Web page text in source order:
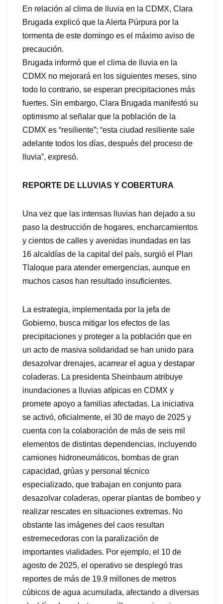
En relación al clima de lluvia en la CDMX, Clara
Brugada explicó que la Alerta Púrpura por la
tormenta de este domingo es el máximo aviso de
precaución.
Brugada informó que el clima de lluvia en la
CDMX no mejorará en los siguientes meses, sino
todo lo contrario, se esperan precipitaciones más
fuertes. Sin embargo, Clara Brugada manifestó su
optimismo al señalar que la población de la
CDMX es “resiliente”; “esta ciudad resiliente sale
adelante todos los días, después del proceso de
lluvia”, expresó.
REPORTE DE LLUVIAS Y COBERTURA
Una vez que las intensas lluvias han dejado a su
paso la destrucción de hogares, encharcamientos
y cientos de calles y avenidas inundadas en las
16 alcaldías de la capital del país, surgió el Plan
Tlaloque para atender emergencias, aunque en
muchos casos han resultado insuficientes.
La estrategia, implementada por la jefa de
Gobierno, busca mitigar los efectos de las
precipitaciones y proteger a la población que en
un acto de masiva solidaridad se han unido para
desazolvar drenajes, acarrear el agua y destapar
coladeras. La presidenta Sheinbaum atribuye
inundaciones a lluvias atípicas en CDMX y
promete apoyo a familias afectadas. La iniciativa
se activó, oficialmente, el 30 de mayo de 2025 y
cuenta con la colaboración de más de seis mil
elementos de distintas dependencias, incluyendo
camiones hidroneumáticos, bombas de gran
capacidad, grúas y personal técnico
especializado, que trabajan en conjunto para
desazolvar coladeras, operar plantas de bombeo y
realizar rescates en situaciones extremas. No
obstante las imágenes del caos resultan
estremecedoras con la paralización de
importantes vialidades. Por ejemplo, el 10 de
agosto de 2025, el operativo se desplegó tras
reportes de más de 19.9 millones de metros
cúbicos de agua acumulada, afectando a diversas